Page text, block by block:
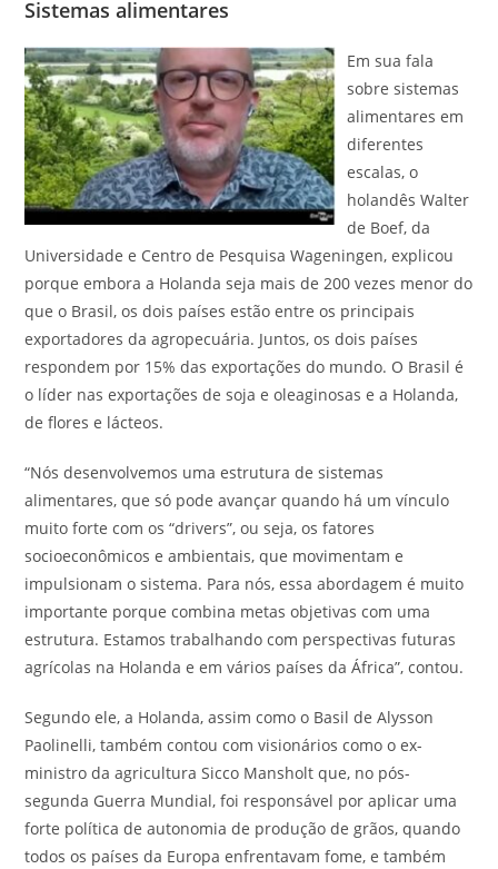
Sistemas alimentares
Em sua fala
sobre sistemas
alimentares em
diferentes
escalas, o
holandês Walter
de Boef, da
Universidade e Centro de Pesquisa Wageningen, explicou
porque embora a Holanda seja mais de 200 vezes menor do
que o Brasil, os dois países estão entre os principais
exportadores da agropecuária. Juntos, os dois países
respondem por 15% das exportações do mundo. O Brasil é
o líder nas exportações de soja e oleaginosas e a Holanda,
de flores e lácteos.
“Nós desenvolvemos uma estrutura de sistemas
alimentares, que só pode avançar quando há um vínculo
muito forte com os “drivers”, ou seja, os fatores
socioeconômicos e ambientais, que movimentam e
impulsionam o sistema. Para nós, essa abordagem é muito
importante porque combina metas objetivas com uma
estrutura. Estamos trabalhando com perspectivas futuras
agrícolas na Holanda e em vários países da África”, contou.
Segundo ele, a Holanda, assim como o Basil de Alysson
Paolinelli, também contou com visionários como o ex-
ministro da agricultura Sicco Mansholt que, no pós-
segunda Guerra Mundial, foi responsável por aplicar uma
forte política de autonomia de produção de grãos, quando
todos os países da Europa enfrentavam fome, e também